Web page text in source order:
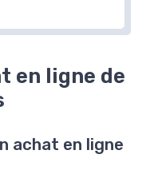
en ligne de
achat en ligne